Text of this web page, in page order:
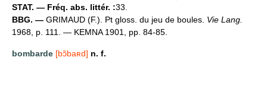
STAT. — Fréq. abs. littér. :33.
BBG. — GRIMAUD (F.). Pt gloss. du jeu de boules. Vie Lang.
1968, p. 111. — KEMNA 1901, pp. 84-85.
bombarde [bɔ̃baʀd] n. f.